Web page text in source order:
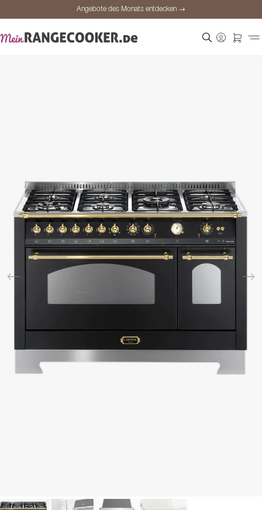
Angebote des Monats entdecken →